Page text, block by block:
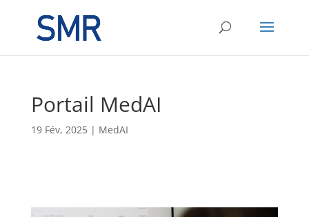
Portail MedAI
19 Fév, 2025| MedAI